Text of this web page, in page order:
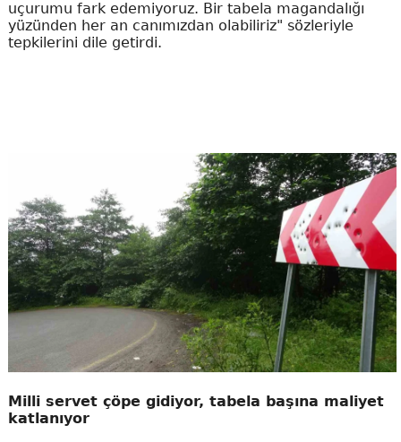
uçurumu fark edemiyoruz. Bir tabela magandalığı
yüzünden her an canımızdan olabiliriz" sözleriyle
tepkilerini dile getirdi.
Milli servet çöpe gidiyor, tabela başına maliyet
katlanıyor